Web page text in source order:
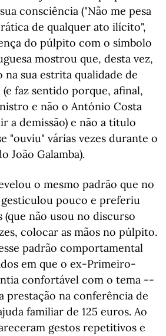
consciência ("Não me pesa
de qualquer ato ilícito",
do púlpito com o símbolo
mostrou que, desta vez,
sua estrita qualidade de
faz sentido porque, afinal,
e não o António Costa
a demissão) e não a título
"ouviu" várias vezes durante o
João Galamba).
o mesmo padrão que no
pouco e preferiu
(que não usou no discurso
colocar as mãos no púlpito.
padrão comportamental
em que o ex-Primeiro-
confortável com o tema --
prestação na conferência de
familiar de 125 euros. Ao
gestos repetitivos e